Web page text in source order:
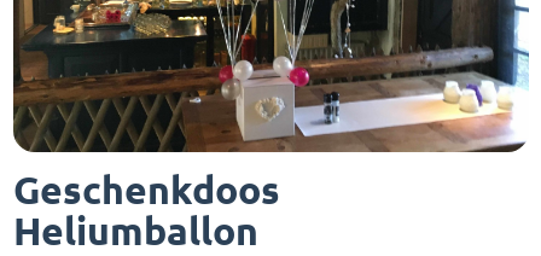
Geschenkdoos
Heliumballon